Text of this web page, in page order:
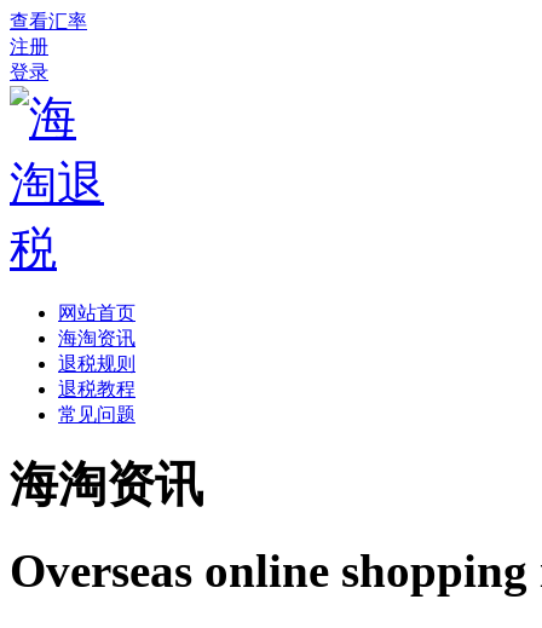
查看汇率
注册
登录
网站首页
海淘资讯
退税规则
退税教程
常见问题
海淘资讯
Overseas online